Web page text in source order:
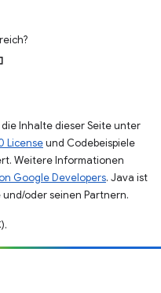
Inhalte dieser Seite unter
Licenseund Codebeispiele
Weitere Informationen
Google Developers. Java ist
oder seinen Partnern.